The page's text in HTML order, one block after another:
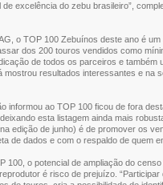
excelência do zebu brasileiro”,
o TOP 100 Zebuínos deste ano é
dos 200 touros vendidos como
de todos os parceiros e também
resultados interessantes e na
informou ao TOP 100 ficou de fora
esta listagem ainda mais
edição de junho) é de promover os
de dados e com o respaldo de quem
100, o potencial de ampliação do
é risco de prejuízo.